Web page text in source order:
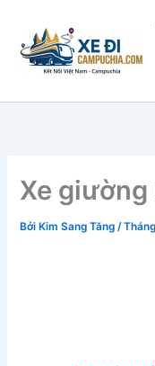
Xe giường
Bởi Kim Sang Tăng/